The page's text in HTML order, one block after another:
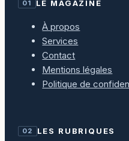
01 LE MAGAZINE
À propos
Services
Contact
Mentions légales
Politique de
02 LES RUBRIQUES